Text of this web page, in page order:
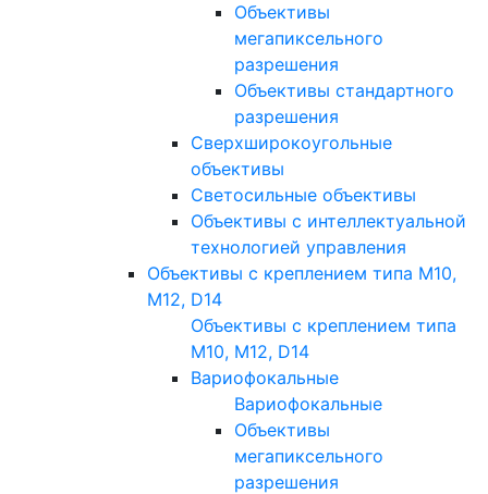
Объективы
мегапиксельного
разрешения
Объективы стандартного
разрешения
Сверхширокоугольные
объективы
Светосильные объективы
Объективы с интеллектуальной
технологией управления
Объективы с креплением типа M10,
M12, D14
Объективы с креплением типа
M10, M12, D14
Вариофокальные
Вариофокальные
Объективы
мегапиксельного
разрешения